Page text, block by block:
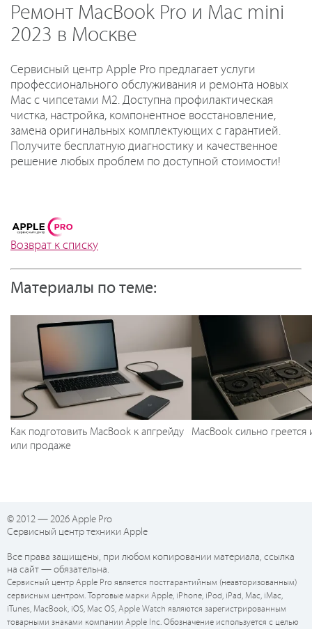
Ремонт MacBook Pro и Mac mini
2023 в Москве
Сервисный центр Apple Pro предлагает услуги
профессионального обслуживания и ремонта новых
Mac с чипсетами M2. Доступна профилактическая
чистка, настройка, компонентное восстановление,
замена оригинальных комплектующих с гарантией.
Получите бесплатную диагностику и качественное
решение любых проблем по доступной стоимости!
Возврат к списку
Материалы по теме:
Как подготовить MacBook к апгрейду
или продаже
MacBook сильно греется
© 2012 — 2026 Apple Pro
Сервисный центр техники Apple
Все права защищены, при любом копировании материала, ссылка
на сайт — обязательна.
Сервисный центр Apple Pro является постгарантийным (неавторизованным)
сервисным центром. Торговые марки Apple, iPhone, iPod, iPad, Mac, iMac,
iTunes, MacBook, iOS, Mac OS, Apple Watch являются зарегистрированным
товарными знаками компании Apple Inc. Обозначение используется с целью